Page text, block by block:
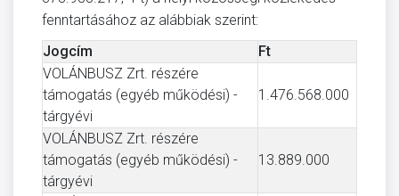
fenntartásához az alábbiak szerint:
Jogcím
Ft
VOLÁNBUSZ Zrt. részére
támogatás (egyéb működési) -
tárgyévi
1.476.568.000
VOLÁNBUSZ Zrt. részére
támogatás (egyéb működési) -
tárgyévi
13.889.000